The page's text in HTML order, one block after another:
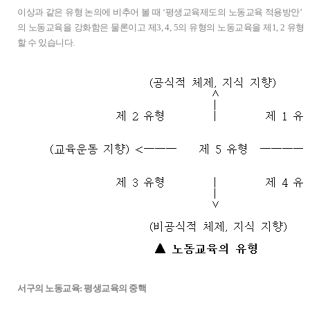
이상과 같은 유형 논의에 비추어 볼 때 ‘평생교육제도의 노동교육 적용방안’
의 노동교육을 강화함은 물론이고 제3, 4, 5의 유형의 노동교육을 제1, 2 유
할 수 있습니다.
서구의 노동교육: 평생교육의 중핵